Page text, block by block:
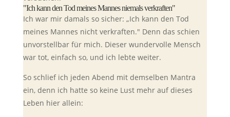
"Ich kann den Tod meines Mannes niemals verkraften"
Ich war mir damals so sicher: „Ich kann den Tod
meines Mannes nicht verkraften." Denn das schien
unvorstellbar für mich. Dieser wundervolle Mensch
war tot, einfach so, und ich lebte weiter.
So schlief ich jeden Abend mit demselben Mantra
ein, denn ich hatte so keine Lust mehr auf dieses
Leben hier allein: